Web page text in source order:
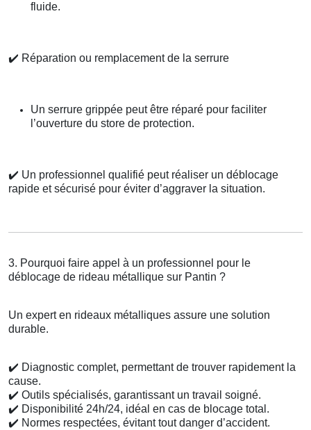
fluide.
✔️ Réparation ou remplacement de la serrure
Un serrure grippée peut être réparé pour faciliter
l’ouverture du store de protection.
✔️ Un professionnel qualifié peut réaliser un déblocage
rapide et sécurisé pour éviter d’aggraver la situation.
3. Pourquoi faire appel à un professionnel pour le
déblocage de rideau métallique sur Pantin ?
Un expert en rideaux métalliques assure une solution
durable.
✔️ Diagnostic complet, permettant de trouver rapidement la
cause.
✔️ Outils spécialisés, garantissant un travail soigné.
✔️ Disponibilité 24h/24, idéal en cas de blocage total.
✔️ Normes respectées, évitant tout danger d’accident.